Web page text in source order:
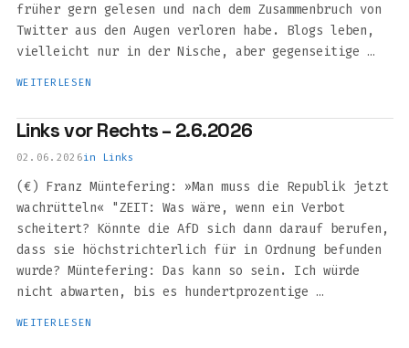
früher gern gelesen und nach dem Zusammenbruch von
Twitter aus den Augen verloren habe. Blogs leben,
vielleicht nur in der Nische, aber gegenseitige …
WEITERLESEN
Links vor Rechts – 2.6.2026
02.06.2026in Links
(€) Franz Müntefering: »Man muss die Republik jetzt
wachrütteln« "ZEIT: Was wäre, wenn ein Verbot
scheitert? Könnte die AfD sich dann darauf berufen,
dass sie höchstrichterlich für in Ordnung befunden
wurde? Müntefering: Das kann so sein. Ich würde
nicht abwarten, bis es hundertprozentige …
WEITERLESEN